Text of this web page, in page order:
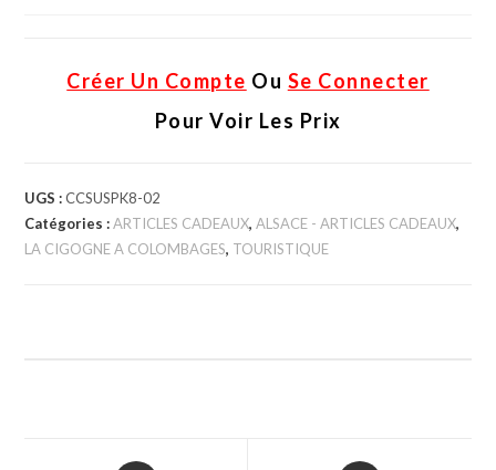
Créer Un Compte Ou Se Connecter
Pour Voir Les Prix
UGS :CCSUSPK8-02
Catégories :ARTICLES CADEAUX,ALSACE - ARTICLES CADEAUX,
LA CIGOGNE A COLOMBAGES, TOURISTIQUE